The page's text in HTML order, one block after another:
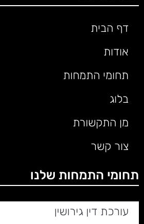
דף הבית
אודות
תחומי התמחות
בלוג
מן התקשורת
צור קשר
תחומי התמחות שלנו
עורכת דין גירושין